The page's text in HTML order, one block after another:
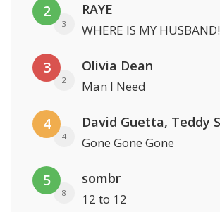
2
3
RAYE
WHERE IS MY HUSBAND!
3
2
Olivia Dean
Man I Need
4
4 Gone Gone Gone
5
8
sombr
12 to 12